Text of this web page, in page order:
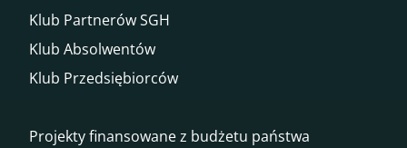
Klub Partnerów SGH
Klub Absolwentów
Klub Przedsiębiorców
Projekty finansowane z budżetu państwa